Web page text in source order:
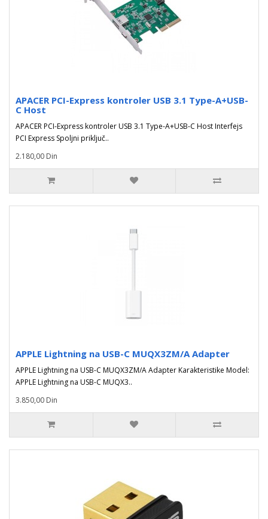
APACER PCI-Express kontroler USB 3.1 Type-A+USB-
C Host
APACER PCI-Express kontroler USB 3.1 Type-A+USB-C Host Interfejs
PCI Express Spoljni priključ..
2.180,00 Din
APPLE Lightning na USB-C MUQX3ZM/A Adapter
APPLE Lightning na USB-C MUQX3ZM/A Adapter Karakteristike Model:
APPLE Lightning na USB-C MUQX3..
3.850,00 Din